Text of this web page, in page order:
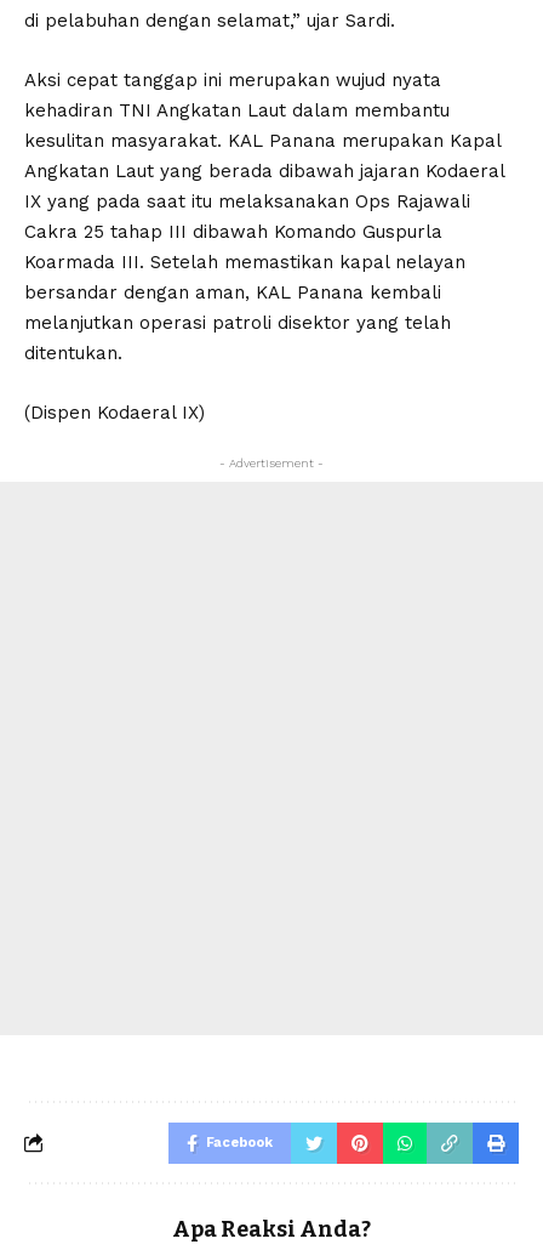
di pelabuhan dengan selamat,” ujar Sardi.
Aksi cepat tanggap ini merupakan wujud nyata
kehadiran TNI Angkatan Laut dalam membantu
kesulitan masyarakat. KAL Panana merupakan Kapal
Angkatan Laut yang berada dibawah jajaran Kodaeral
IX yang pada saat itu melaksanakan Ops Rajawali
Cakra 25 tahap III dibawah Komando Guspurla
Koarmada III. Setelah memastikan kapal nelayan
bersandar dengan aman, KAL Panana kembali
melanjutkan operasi patroli disektor yang telah
ditentukan.
(Dispen Kodaeral IX)
- Advertisement -
Facebook
Apa Reaksi Anda?